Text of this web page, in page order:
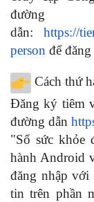
đường
dẫn: https://
person để
Cách thứ
Đăng ký tiêm
đường dẫn
"Sổ sức khỏe
hành Android
đăng nhập với
tin trên phần